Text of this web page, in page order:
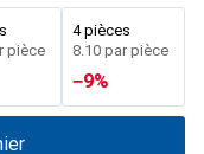
pièce
4 pièces
CHF
8.10 par pièce
−9%